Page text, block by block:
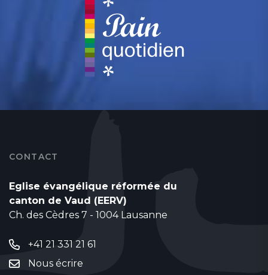
CONTACT
Eglise évangélique réformée du
canton de Vaud (EERV)
Ch. des Cèdres 7 - 1004 Lausanne
+41 21 331 21 61
Nous écrire